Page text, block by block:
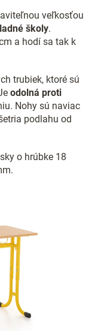
veľkosťou
školy.
a hodí sa tak k
trubiek, ktoré sú
odolná proti
Nohy sú naviac
podlahu od
o hrúbke 18